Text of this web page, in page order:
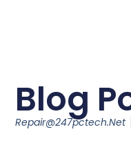
Blog
Repair@247pctech.net